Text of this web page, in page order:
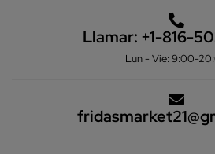
Llamar: +1-816-
Lun - Vie: 9:00-